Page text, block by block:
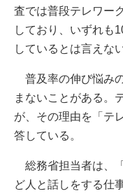
査では普段テレワー
しており、いずれも
しているとは言えない
普及率の伸び悩み
まないことがある。
が、その理由を「テ
答している。
総務省担当者は、
ど人と話しをする仕